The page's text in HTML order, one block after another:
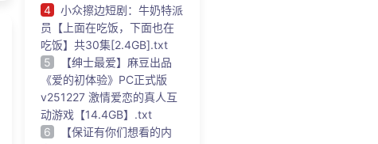
4
小众擦边短剧：牛奶特派
员【上面在吃饭，下面也在
吃饭】共30集[2.4GB].txt
5
【绅士最爱】麻豆出品
《爱的初体验》PC正式版
v251227 激情爱恋的真人互
动游戏【14.4GB】.txt
6
【保证有你们想看的内